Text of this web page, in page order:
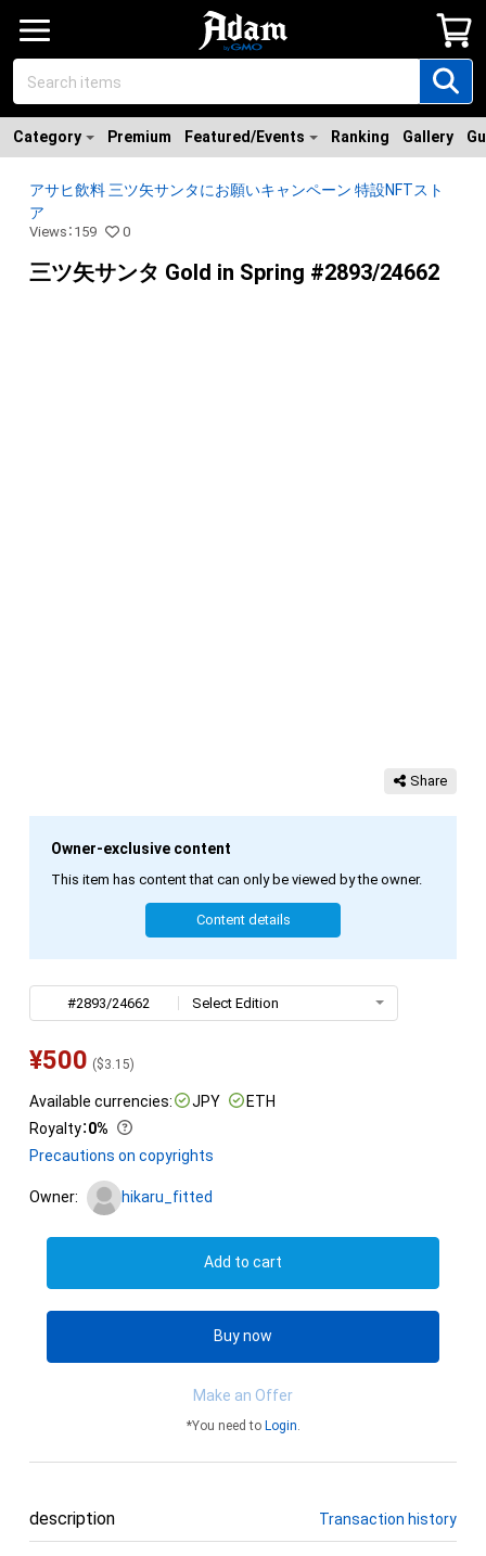
Category Premium Featured/Events Ranking Gallery
アサヒ飲料 三ツ矢サンタにお願いキャンペーン 特設NFTスト
ア
Views ： 159 0
三ツ矢サンタ Gold in Spring #2893/24662
Share
Owner-exclusive content
This item has content that can only be viewed by the owner.
Content details
#2893/24662 Select Edition
¥500 ($3.15)
Available currencies: JPY
ETH
Royalty：0%
Precautions on copyrights
Owner: hikaru_fitted
Add to cart
Buy now
Make an Offer
*You need to Login.
description Transaction history